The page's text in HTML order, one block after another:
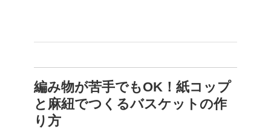
編み物が苦手でもOK！紙コップ
と麻紐でつくるバスケットの作
り方